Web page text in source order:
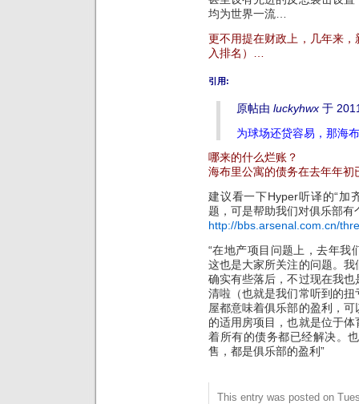
均为世界一流…
更不用提在财政上，几年来
入排名）…
引用:
原帖由 luckyhwx 于
为球场还贷容易，那海
哪来的什么烂账？
海布里公寓的债务在去年年
建议看一下Hyper听译的“加
题，可是帮助我们对俱乐部有
http://bbs.arsenal.com.cn/
“在地产项目问题上，去年我
这也是大家所关注的问题。
确实有些落后，不过现在我
清啦（也就是我们常听到的
屋都意味着俱乐部的盈利，
的适用房项目，也就是位于
着所有的债务都已经解决。
售，都是俱乐部的盈利”
This entry was posted on